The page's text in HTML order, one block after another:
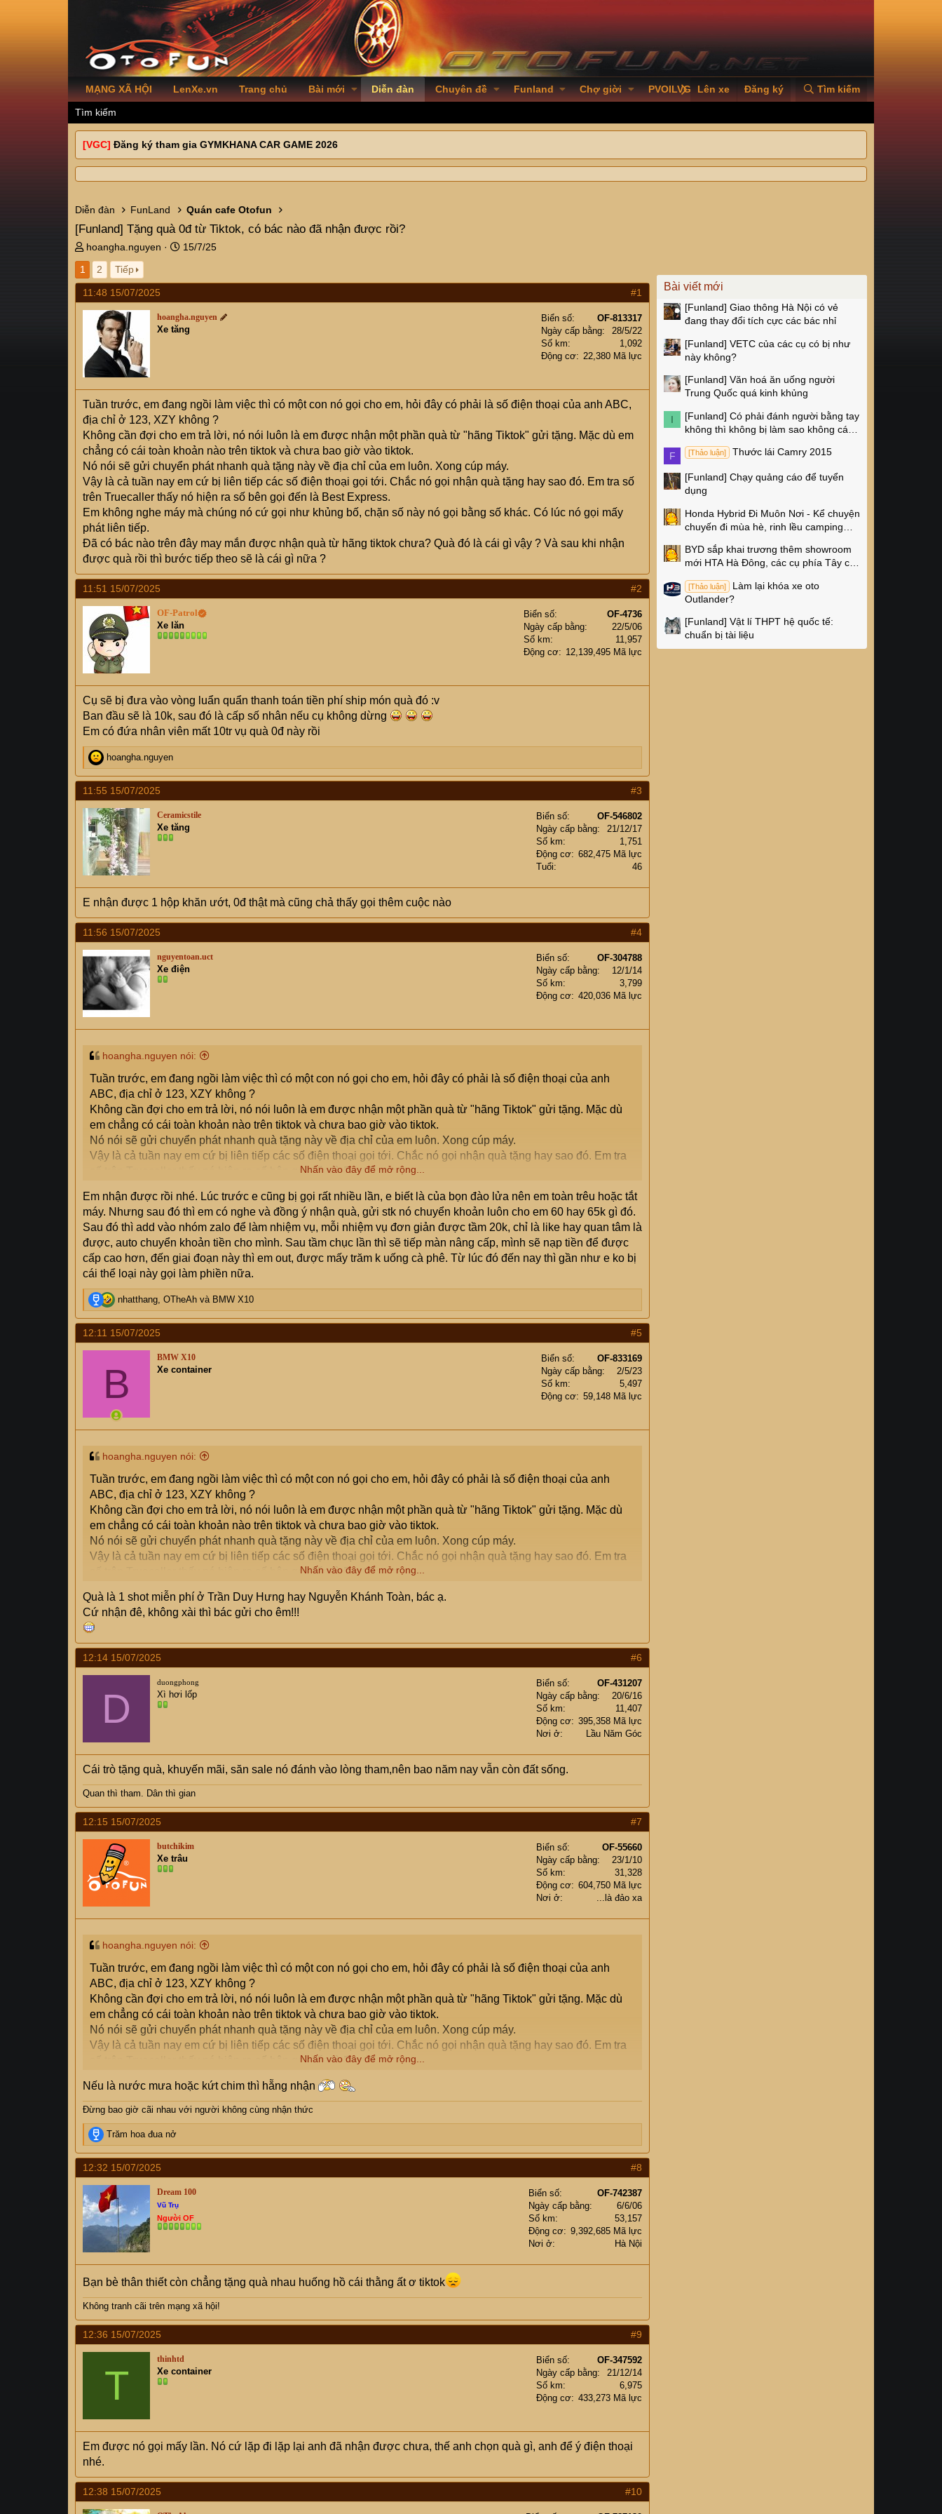
MẠNG XÃ HỘI LenXe.vn Trang chủ Bài mới Diễn đàn Chuyên đề Funland Chợ giời PVOILVGC2026
Lên xe Đăng ký Tìm kiếm
Tìm kiếm
[VGC] Đăng ký tham gia GYMKHANA CAR GAME 2026
Diễn đàn FunLand Quán cafe Otofun
[Funland] Tặng quà 0đ từ Tiktok, có bác nào đã nhận được rồi?
T
h
e
a
d
r
t
e
r
hoangha.nguyen
N
y
i
15/7/25
1
2 Tiếp
11:48 15/07/2025 #1
hoangha.nguyen
Xe tăng
Biển số
OF-813317
Ngày cấp bằng
28/5/22
Số km
1,092
Động cơ
22,380 Mã lực
Tuần trước, em đang ngồi làm việc thì có một con nó gọi cho em, hỏi đây có phải là số điện thoại của anh ABC,
địa chỉ ở 123, XZY không ?
Không cần đợi cho em trả lời, nó nói luôn là em được nhận một phần quà từ "hãng Tiktok" gửi tặng. Mặc dù em
chẳng có cái toàn khoản nào trên tiktok và chưa bao giờ vào tiktok.
Nó nói sẽ gửi chuyển phát nhanh quà tặng này về địa chỉ của em luôn. Xong cúp máy.
Vậy là cả tuần nay em cứ bị liên tiếp các số điện thoại gọi tới. Chắc nó gọi nhận quà tặng hay sao đó. Em tra số
trên Truecaller thấy nó hiện ra số bên gọi đến là Best Express.
Em không nghe máy mà chúng nó cứ gọi như khủng bố, chặn số này nó gọi bằng số khác. Có lúc nó gọi mấy
phát liên tiếp.
Đã có bác nào trên đây may mắn được nhận quà từ hãng tiktok chưa? Quà đó là cái gì vậy ? Và sau khi nhận
được quà rồi thì bước tiếp theo sẽ là cái gì nữa ?
11:51 15/07/2025 #2
OF-Patrol
Xe lăn
Biển số
OF-4736
Ngày cấp bằng
22/5/06
Số km
11,957
Động cơ
12,139,495 Mã lực
Cụ sẽ bị đưa vào vòng luẩn quẩn thanh toán tiền phí ship món quà đó :v
Ban đầu sẽ là 10k, sau đó là cấp số nhân nếu cụ không dừng
Em có đứa nhân viên mất 10tr vụ quà 0đ này rồi
R
e
a
c
t
i
o
n
s
:
hoangha.nguyen
11:55 15/07/2025 #3
Ceramicstile
Xe tăng
Biển số
OF-546802
Ngày cấp bằng
21/12/17
Số km
1,751
Động cơ
682,475 Mã lực
Tuổi
46
E nhận được 1 hộp khăn ướt, 0đ thật mà cũng chả thấy gọi thêm cuộc nào
11:56 15/07/2025 #4
nguyentoan.uct
Xe điện
Biển số
OF-304788
Ngày cấp bằng
12/1/14
Số km
3,799
Động cơ
420,036 Mã lực
hoangha.nguyen nói:
Tuần trước, em đang ngồi làm việc thì có một con nó gọi cho em, hỏi đây có phải là số điện thoại của anh
ABC, địa chỉ ở 123, XZY không ?
Không cần đợi cho em trả lời, nó nói luôn là em được nhận một phần quà từ "hãng Tiktok" gửi tặng. Mặc dù
em chẳng có cái toàn khoản nào trên tiktok và chưa bao giờ vào tiktok.
Nó nói sẽ gửi chuyển phát nhanh quà tặng này về địa chỉ của em luôn. Xong cúp máy.
Vậy là cả tuần nay em cứ bị liên tiếp các số điện thoại gọi tới. Chắc nó gọi nhận quà tặng hay sao đó. Em tra
số trên Truecaller thấy nó hiện ra số bên gọi đến là Best Express.
phát liên tiếp.
Đã có bác nào trên đây may mắn được nhận quà từ hãng tiktok chưa? Quà đó là cái gì vậy ? Và sau khi nhận
được quà rồi thì bước tiếp theo sẽ là cái gì nữa ?
Nhấn vào đây để mở rộng...
Em nhận được rồi nhé. Lúc trước e cũng bị gọi rất nhiều lần, e biết là của bọn đào lửa nên em toàn trêu hoặc tắt
máy. Nhưng sau đó thì em có nghe và đồng ý nhận quà, gửi stk nó chuyển khoản luôn cho em 60 hay 65k gì đó.
Sau đó thì add vào nhóm zalo để làm nhiệm vụ, mỗi nhiệm vụ đơn giản được tầm 20k, chỉ là like hay quan tâm là
được, auto chuyển khoản tiền cho mình. Sau tầm chục lần thì sẽ tiếp màn nâng cấp, mình sẽ nạp tiền để được
cấp cao hơn, đến giai đoạn này thì em out, được mấy trăm k uống cà phê. Từ lúc đó đến nay thì gần như e ko bị
cái thể loại này gọi làm phiền nữa.
R
e
a
c
t
o
n
s
:
nhatthang, OTheAh và BMW X10
12:11 15/07/2025 #5
B
BMW X10
Xe container
Biển số
OF-833169
Ngày cấp bằng
2/5/23
Số km
5,497
Động cơ
59,148 Mã lực
hoangha.nguyen nói:
Tuần trước, em đang ngồi làm việc thì có một con nó gọi cho em, hỏi đây có phải là số điện thoại của anh
ABC, địa chỉ ở 123, XZY không ?
Không cần đợi cho em trả lời, nó nói luôn là em được nhận một phần quà từ "hãng Tiktok" gửi tặng. Mặc dù
em chẳng có cái toàn khoản nào trên tiktok và chưa bao giờ vào tiktok.
Nó nói sẽ gửi chuyển phát nhanh quà tặng này về địa chỉ của em luôn. Xong cúp máy.
Vậy là cả tuần nay em cứ bị liên tiếp các số điện thoại gọi tới. Chắc nó gọi nhận quà tặng hay sao đó. Em tra
số trên Truecaller thấy nó hiện ra số bên gọi đến là Best Express.
phát liên tiếp.
Đã có bác nào trên đây may mắn được nhận quà từ hãng tiktok chưa? Quà đó là cái gì vậy ? Và sau khi nhận
được quà rồi thì bước tiếp theo sẽ là cái gì nữa ?
Nhấn vào đây để mở rộng...
Quà là 1 shot miễn phí ở Trần Duy Hưng hay Nguyễn Khánh Toàn, bác ạ.
Cứ nhận đê, không xài thì bác gửi cho êm!!!
12:14 15/07/2025 #6
D
duongphong
Xì hơi lốp
Biển số
OF-431207
Ngày cấp bằng
20/6/16
Số km
11,407
Động cơ
395,358 Mã lực
Nơi ở
Lầu Năm Góc
Cái trò tặng quà, khuyến mãi, săn sale nó đánh vào lòng tham,nên bao năm nay vẫn còn đất sống.
Quan thì tham. Dân thì gian
12:15 15/07/2025 #7
butchikim
Xe trâu
Biển số
OF-55660
Ngày cấp bằng
23/1/10
Số km
31,328
Động cơ
604,750 Mã lực
Nơi ở
...là đảo xa
hoangha.nguyen nói:
Tuần trước, em đang ngồi làm việc thì có một con nó gọi cho em, hỏi đây có phải là số điện thoại của anh
ABC, địa chỉ ở 123, XZY không ?
Không cần đợi cho em trả lời, nó nói luôn là em được nhận một phần quà từ "hãng Tiktok" gửi tặng. Mặc dù
em chẳng có cái toàn khoản nào trên tiktok và chưa bao giờ vào tiktok.
Nó nói sẽ gửi chuyển phát nhanh quà tặng này về địa chỉ của em luôn. Xong cúp máy.
Vậy là cả tuần nay em cứ bị liên tiếp các số điện thoại gọi tới. Chắc nó gọi nhận quà tặng hay sao đó. Em tra
số trên Truecaller thấy nó hiện ra số bên gọi đến là Best Express.
phát liên tiếp.
Đã có bác nào trên đây may mắn được nhận quà từ hãng tiktok chưa? Quà đó là cái gì vậy ? Và sau khi nhận
được quà rồi thì bước tiếp theo sẽ là cái gì nữa ?
Nhấn vào đây để mở rộng...
Nếu là nước mưa hoặc kứt chim thì hẵng nhận
Đừng bao giờ cãi nhau với người không cùng nhận thức
R
e
a
c
t
i
o
n
Trăm hoa đua nở
12:32 15/07/2025 #8
Dream 100
Vũ Trụ
Người OF
Biển số
OF-742387
Ngày cấp bằng
6/6/06
Số km
53,157
Động cơ
9,392,685 Mã lực
Nơi ở
Hà Nội
Bạn bè thân thiết còn chẳng tặng quà nhau huống hồ cái thằng ất ơ tiktok
Không tranh cãi trên mạng xã hội!
12:36 15/07/2025 #9
T
thinhtd
Xe container
Biển số
OF-347592
Ngày cấp bằng
21/12/14
Số km
6,975
Động cơ
433,273 Mã lực
Em được nó gọi mấy lần. Nó cứ lặp đi lặp lại anh đã nhận được chưa, thế anh chọn quà gì, anh để ý điện thoại
nhé.
12:38 15/07/2025 #10
Bài viết mới
[Funland] Giao thông Hà Nội có vẻ
đang thay đổi tích cực các bác nhỉ
[Funland] VETC của các cụ có bị như
này không?
[Funland] Văn hoá ăn uống người
Trung Quốc quá kinh khủng
I [Funland] Có phải đánh người bằng tay
không thì không bị làm sao không các
F
[Thảo luận] Thước lái Camry 2015
[Funland] Chạy quảng cáo để tuyển
dụng
Honda Hybrid Đi Muôn Nơi - Kể chuyện
chuyến đi mùa hè, rinh lều camping
BYD sắp khai trương thêm showroom
mới HTA Hà Đông, các cụ phía Tây có
[Thảo luận]
Làm lại khóa xe oto
Outlander?
[Funland] Vật lí THPT hệ quốc tế:
chuẩn bị tài liệu